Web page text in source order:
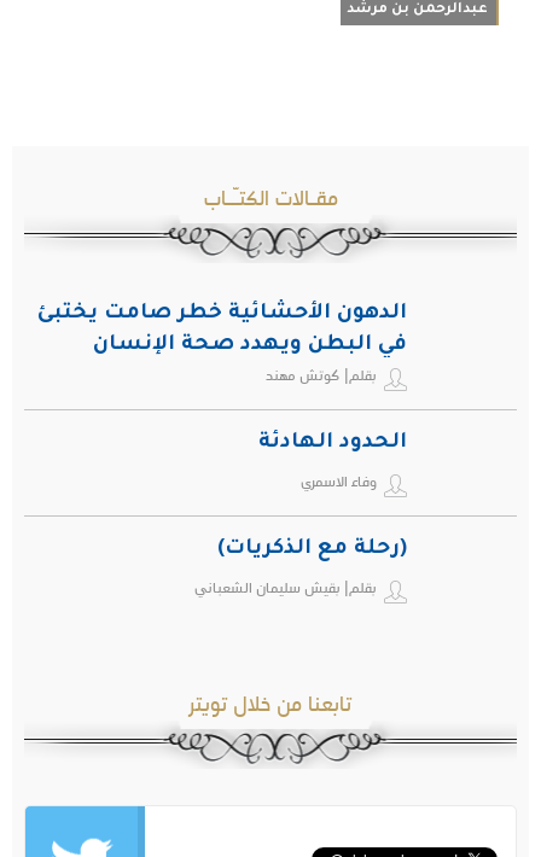
عبدالرحمن بن مرشد
مقـالات الكتـّـاب
الدهون الأحشائية خطر صامت يختبئ
في البطن ويهدد صحة الإنسان
بقلم| كوتش مهند
الحدود الهادئة
وفاء الاسمري
(رحلة مع الذكريات)
بقلم| بقيش سليمان الشعباني
تابعنا من خلال تويتر